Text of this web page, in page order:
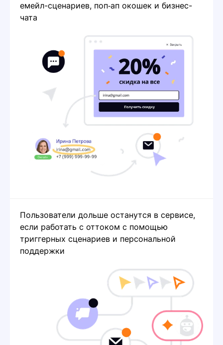
емейл-сценариев, поп‑ап окошек и бизнес-
чата
Пользователи дольше останутся в сервисе,
если работать с оттоком с помощью
триггерных сценариев и персональной
поддержки